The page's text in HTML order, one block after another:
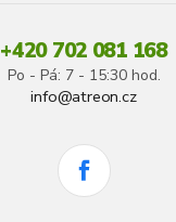
+420 702 081 168
Po - Pá: 7 - 15:30 hod.
info@atreon.cz